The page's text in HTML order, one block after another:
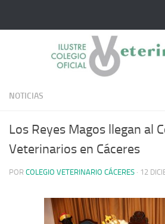
NOTICIAS
Los Reyes Magos llegan al
Veterinarios en Cáceres
POR COLEGIO VETERINARIO CÁCERES · 12